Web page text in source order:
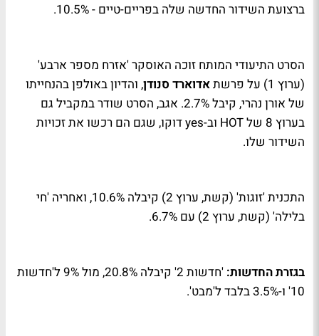
ברצועת השידור החדשה שלה בפריים-טיים - 10.5%.
הסרט התיעודי המותח זוכה האוסקר 'אזרח מספר ארבע'
(ערוץ 1) על פרשת
אדוארד סנודן, והדיון באולפן בהנחייתו
של אורן נהרי, קיבל 2.7%. אגב, הסרט שודר במקביל גם
בערוץ 8 של
HOT וב-yesדוקו, שגם הם רכשו את זכויות
השידור שלו.
התכנית 'זוגות' (קשת, ערוץ 2) קיבלה 10.6%, ואחריה 'חי
בלילה' (קשת, ערוץ 2) עם 6.7%.
בגזרת החדשות:
'חדשות 2' קיבלה 20.8%, מול 9% ל'חדשות
10' ו-3.5% בלבד ל'מבט'.